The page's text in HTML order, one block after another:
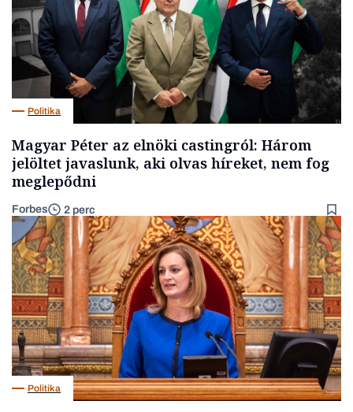
Politika
Magyar Péter az elnöki castingról: Három
jelöltet javaslunk, aki olvas híreket, nem fog
meglepődni
Forbes 2 perc
Politika